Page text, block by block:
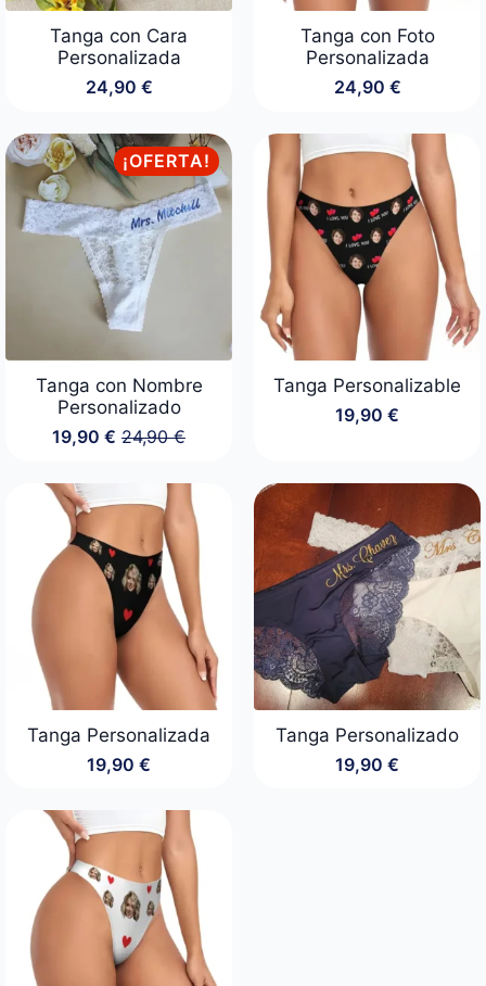
Tanga con Cara
Personalizada
24,90 €
Tanga con Foto
Personalizada
24,90 €
¡OFERTA!
Tanga con Nombre
Personalizado
24,90€
El
original
era:
24,90 €.
19,90€ El
actual
es:
19,90 €.
Tanga Personalizable
19,90 €
Tanga Personalizada
19,90 €
Tanga Personalizado
19,90 €